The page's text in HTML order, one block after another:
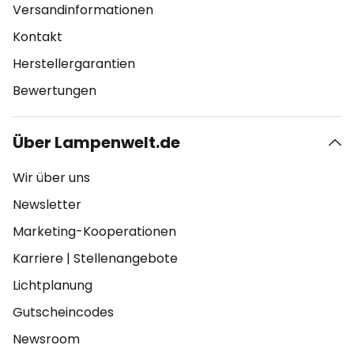
Versandinformationen
Kontakt
Herstellergarantien
Bewertungen
Über Lampenwelt.de
Wir über uns
Newsletter
Marketing-Kooperationen
Karriere | Stellenangebote
Lichtplanung
Gutscheincodes
Newsroom